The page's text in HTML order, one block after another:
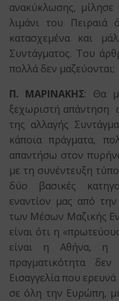
ανακύκλωσης,
λιμάνι του Πειραιά
κατασχεμένα και
Συντάγματος. Του
πολλά δεν μαζεύονται;
Π. ΜΑΡΙΝΑΚΗΣ: Θα
ξεχωριστή απάντηση
της αλλαγής
κάποια πράγματα,
απαντήσω στον
με τη συνέντευξη
δύο βασικές
εναντίον μας από
των Μέσων Μαζικής
είναι ότι η
είναι η Αθήνα, η
πραγματικότητα
Εισαγγελία που
σε όλη την Ευρώπη,